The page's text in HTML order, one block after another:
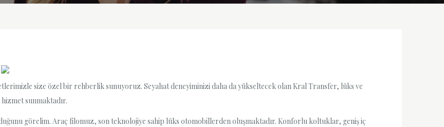
size özel bir rehberlik sunuyoruz. Seyahat deneyiminizi daha da yükseltecek olan Kral Transfer, lüks ve
sunmaktadır.
görelim. Araç filomuz, son teknolojiye sahip lüks otomobillerden oluşmaktadır. Konforlu koltuklar, geniş iç